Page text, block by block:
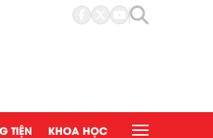
TIỆN KHOA HỌC